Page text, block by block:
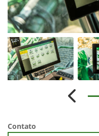
Anterior
Contato